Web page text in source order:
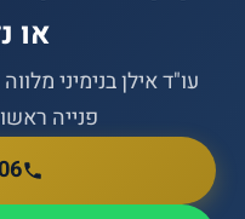
או
עו"ד אילן בנימיני
פנייה